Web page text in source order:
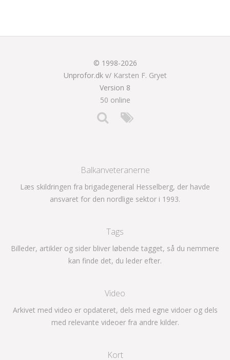
© 1998-2026
Unprofor.dk v/ Karsten F. Gryet
Version 8
50 online
Balkanveteranerne
Læs skildringen fra brigadegeneral Hesselberg, der havde
ansvaret for den nordlige sektor i 1993.
Tags
Billeder, artikler og sider bliver løbende tagget, så du nemmere
kan finde det, du leder efter.
Video
Arkivet med video er opdateret, dels med egne vidoer og dels
med relevante videoer fra andre kilder.
Kort